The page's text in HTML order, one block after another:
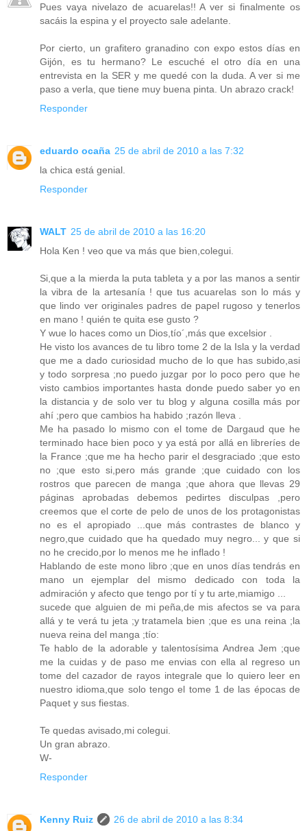
Pues vaya nivelazo de acuarelas!! A ver si finalmente os
sacáis la espina y el proyecto sale adelante.
Por cierto, un grafitero granadino con expo estos días en
Gijón, es tu hermano? Le escuché el otro día en una
entrevista en la SER y me quedé con la duda. A ver si me
paso a verla, que tiene muy buena pinta. Un abrazo crack!
Responder
eduardo ocaña 25 de abril de 2010 a las 7:32
la chica está genial.
Responder
WALT 25 de abril de 2010 a las 16:20
Hola Ken ! veo que va más que bien,colegui.
Si,que a la mierda la puta tableta y a por las manos a sentir
la vibra de la artesanía ! que tus acuarelas son lo más y
que lindo ver originales padres de papel rugoso y tenerlos
en mano ! quién te quita ese gusto ?
Y wue lo haces como un Dios,tío´,más que excelsior .
He visto los avances de tu libro tome 2 de la Isla y la verdad
que me a dado curiosidad mucho de lo que has subido,asi
y todo sorpresa ;no puedo juzgar por lo poco pero que he
visto cambios importantes hasta donde puedo saber yo en
la distancia y de solo ver tu blog y alguna cosilla más por
ahí ;pero que cambios ha habido ;razón lleva .
Me ha pasado lo mismo con el tome de Dargaud que he
terminado hace bien poco y ya está por allá en libreríes de
la France ;que me ha hecho parir el desgraciado ;que esto
no ;que esto si,pero más grande ;que cuidado con los
rostros que parecen de manga ;que ahora que llevas 29
páginas aprobadas debemos pedirtes disculpas ,pero
creemos que el corte de pelo de unos de los protagonistas
no es el apropiado ...que más contrastes de blanco y
negro,que cuidado que ha quedado muy negro... y que si
no he crecido,por lo menos me he inflado !
Hablando de este mono libro ;que en unos días tendrás en
mano un ejemplar del mismo dedicado con toda la
admiración y afecto que tengo por tí y tu arte,miamigo ...
sucede que alguien de mi peña,de mis afectos se va para
allá y te verá tu jeta ;y tratamela bien ;que es una reina ;la
nueva reina del manga ;tío:
Te hablo de la adorable y talentosísima Andrea Jem ;que
me la cuidas y de paso me envias con ella al regreso un
tome del cazador de rayos integrale que lo quiero leer en
nuestro idioma,que solo tengo el tome 1 de las épocas de
Paquet y sus fiestas.
Te quedas avisado,mi colegui.
Un gran abrazo.
W-
Responder
Kenny Ruiz
26 de abril de 2010 a las 8:34